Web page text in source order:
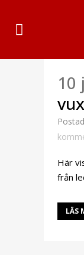
10
Här
från
LÄS